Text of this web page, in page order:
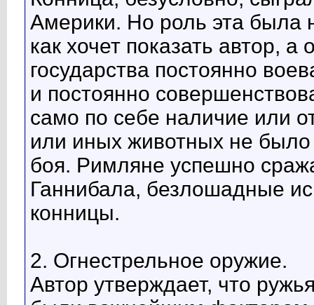
Америки. Но роль эта была
как хочет показать автор,
государства постоянно
и постоянно
само по себе наличие или
или иных животных не
боя. Римляне успешно
Ганнибала, безлошадные
конницы.
2. Огнестрельное оружие.
Автор утверждает, что